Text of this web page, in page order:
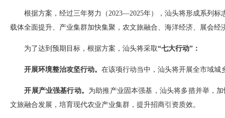
根据方案，经过三年努力（2023—2025年），汕头将形成系列标
载体全面提升、产业集群加快集聚，农文旅融合、海洋经济、展会经
为了达到预期目标，根据方案，汕头将采取“七大行动”：
开展环境整治攻坚行动。 在该项行动当中，汕头将开展全市域城
开展产业强基行动。 为助推产业固本强基，汕头将多措并举，
文旅融合发展，培育现代农业产业集群，提升招商引资质效。